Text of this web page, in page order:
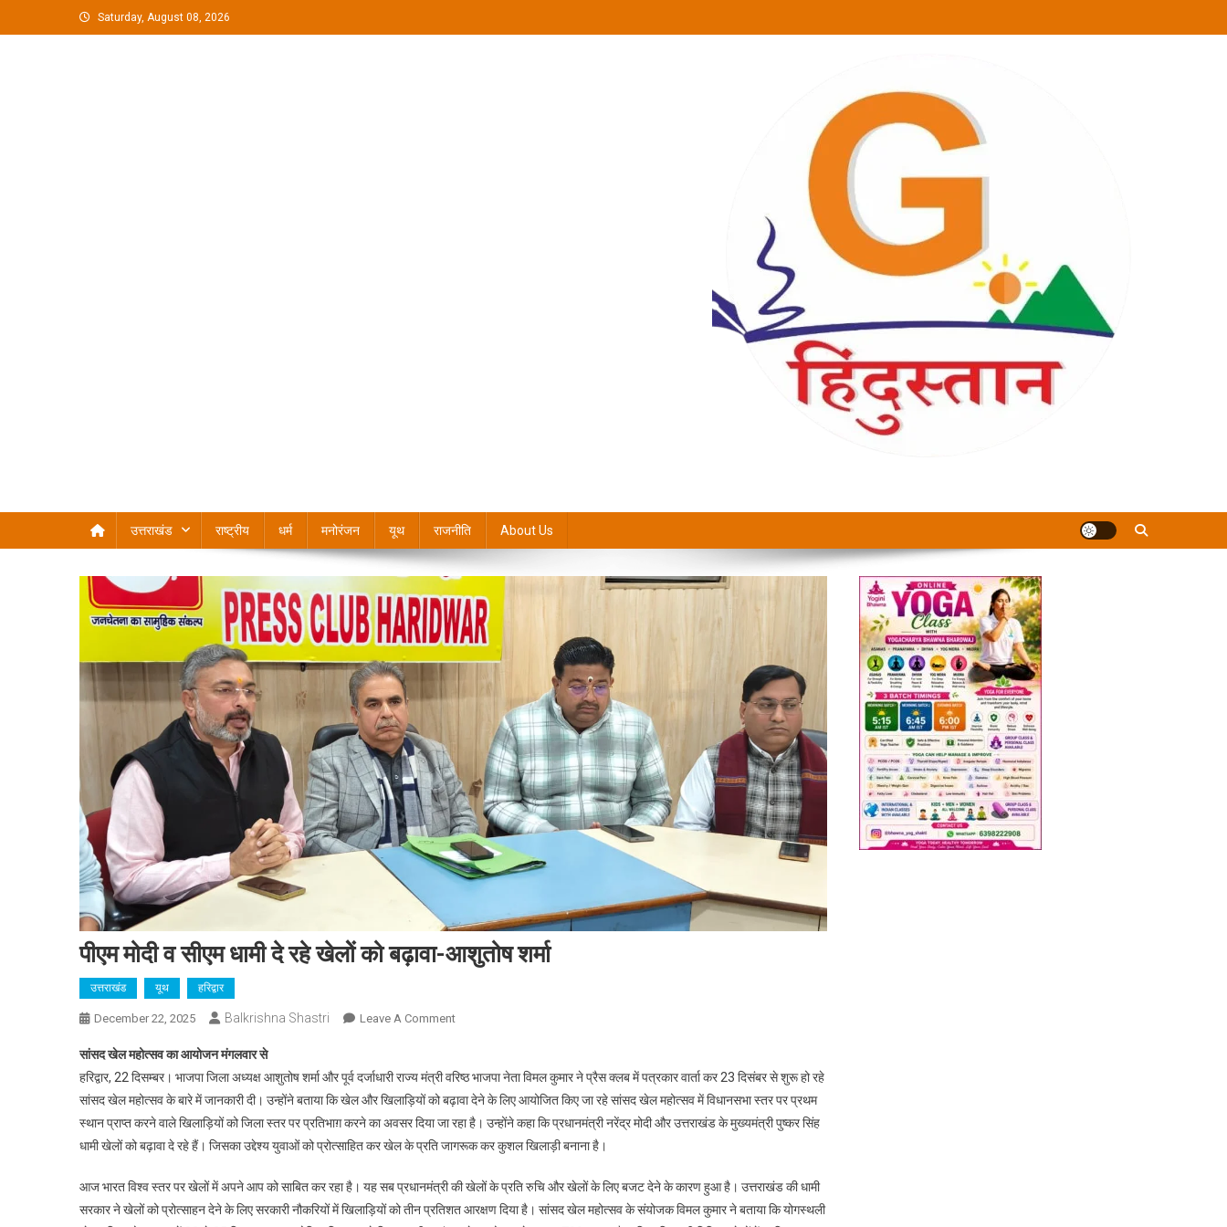
to
Saturday, August 08, 2026
उत्तराखंड राष्ट्रीय धर्म मनोरंजन यूथ राजनीति About Us
पीएम मोदी व सीएम धामी दे रहे खेलोें को बढ़ावा-आशुतोष शर्मा
उत्तराखंड यूथ हरिद्वार
December 22, 2025 Balkrishna Shastri Leave A CommentOn
व
सीएम
धामी
दे
खेलोें
को
सांसद खेल महोत्सव का आयोजन मंगलवार से
हरिद्वार, 22 दिसम्बर। भाजपा जिला अध्यक्ष आशुतोष शर्मा और पूर्व दर्जाधारी राज्य मंत्री वरिष्ठ भाजपा नेता विमल कुमार ने प्रैस क्लब में पत्रकार वार्ता कर 23 दिसंबर से शुरू हो रहे
सांसद खेल महोत्सव के बारे में जानकारी दी। उन्होंने बताया कि खेल और खिलाड़ियों को बढ़ावा देने के लिए आयोजित किए जा रहे सांसद खेल महोत्सव में विधानसभा स्तर पर प्रथम
स्थान प्राप्त करने वाले खिलाड़ियों को जिला स्तर पर प्रतिभाग़ करने का अवसर दिया जा रहा है। उन्होंने कहा कि प्रधानमंत्री नरेंद्र मोदी और उत्तराखंड के मुख्यमंत्री पुष्कर सिंह
धामी खेलों को बढ़ावा दे रहे हैं। जिसका उद्देश्य युवाओं को प्रोत्साहित कर खेल के प्रति जागरूक कर कुशल खिलाड़ी बनाना है।
आज भारत विश्व स्तर पर खेलों में अपने आप को साबित कर रहा है। यह सब प्रधानमंत्री की खेलों के प्रति रुचि और खेलों के लिए बजट देने के कारण हुआ है। उत्तराखंड की धामी
सरकार ने खेलों को प्रोत्साहन देने के लिए सरकारी नौकरियों में खिलाड़ियों को तीन प्रतिशत आरक्षण दिया है। सांसद खेल महोत्सव के संयोजक विमल कुमार ने बताया कि योगस्थली